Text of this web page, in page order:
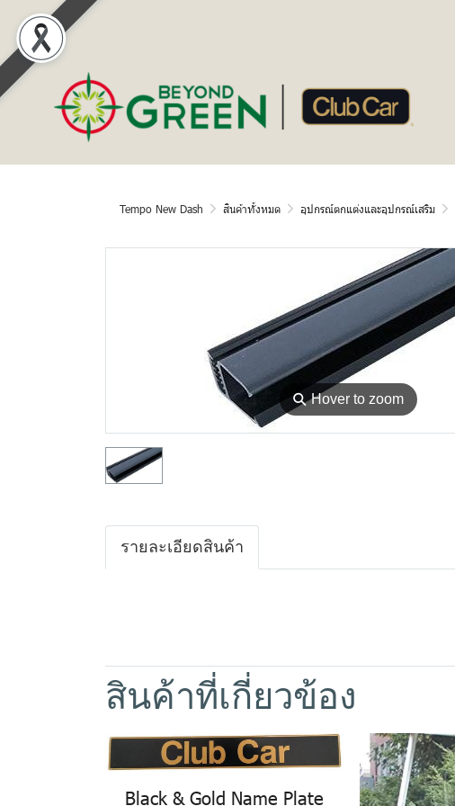
Tempo New Dash สินค้าทั้งหมด อุปกรณ์ตกแต่งและอุปกรณ์เสริม
⚲Hover to zoom
รายละเอียดสินค้า
สินค้าที่เกี่ยวข้อง
Black & Gold Name Plate